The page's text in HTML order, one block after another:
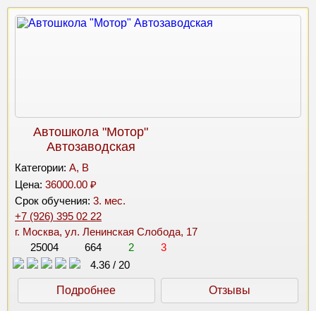
Автошкола "Мотор"
Автозаводская
Категории: A, B
Цена: 36000.00 ₽
Срок обучения: 3. мес.
+7 (926) 395 02 22
г. Москва, ул. Ленинская Слобода, 17
25004
664 2
3
4.36 / 20
Подробнее Отзывы